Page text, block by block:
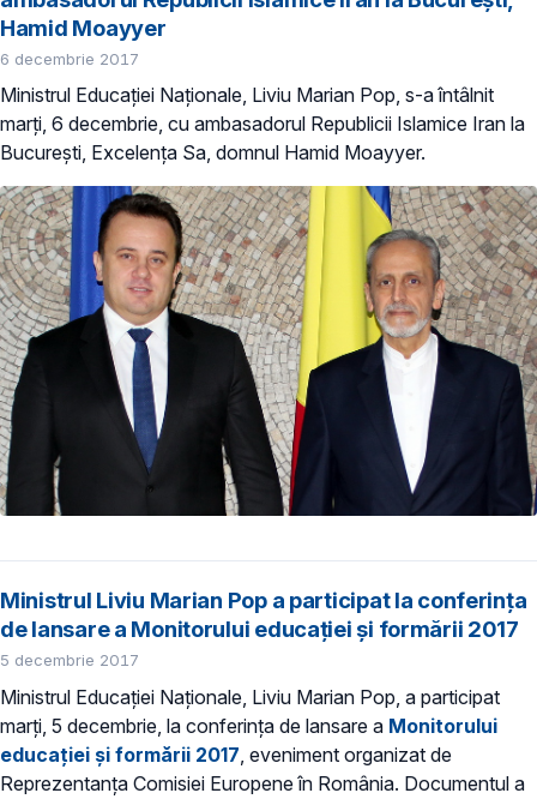
Hamid Moayyer
6 decembrie 2017
Ministrul Educației Naționale, Liviu Marian Pop, s-a întâlnit
marți, 6 decembrie, cu ambasadorul Republicii Islamice Iran la
București, Excelența Sa, domnul Hamid Moayyer.
Ministrul Liviu Marian Pop a participat la conferința
de lansare a Monitorului educației și formării 2017
5 decembrie 2017
Ministrul Educației Naționale, Liviu Marian Pop, a participat
marți, 5 decembrie, la conferința de lansare a Monitorului
educației și formării 2017, eveniment organizat de
Reprezentanța Comisiei Europene în România. Documentul a